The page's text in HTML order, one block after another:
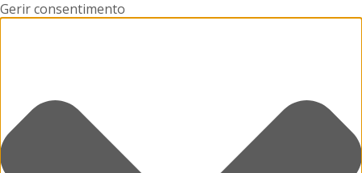
Gerir consentimento